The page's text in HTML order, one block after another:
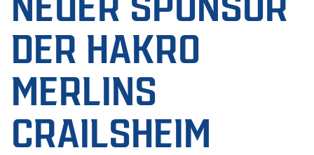
DER HAKRO
MERLINS
CRAILSHEIM